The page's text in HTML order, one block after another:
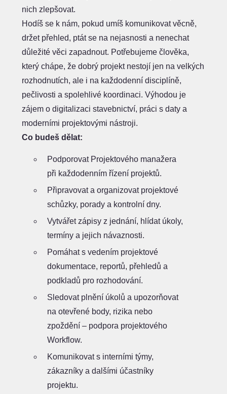
nich zlepšovat.
Hodíš se k nám, pokud umíš komunikovat věcně,
držet přehled, ptát se na nejasnosti a nenechat
důležité věci zapadnout. Potřebujeme člověka,
který chápe, že dobrý projekt nestojí jen na velkých
rozhodnutích, ale i na každodenní disciplíně,
pečlivosti a spolehlivé koordinaci. Výhodou je
zájem o digitalizaci stavebnictví, práci s daty a
moderními projektovými nástroji.
Co budeš dělat:
Podporovat Projektového manažera
při každodenním řízení projektů.
Připravovat a organizovat projektové
schůzky, porady a kontrolní dny.
Vytvářet zápisy z jednání, hlídat úkoly,
termíny a jejich návaznosti.
Pomáhat s vedením projektové
dokumentace, reportů, přehledů a
podkladů pro rozhodování.
Sledovat plnění úkolů a upozorňovat
na otevřené body, rizika nebo
zpoždění – podpora projektového
Workflow.
Komunikovat s interními týmy,
zákazníky a dalšími účastníky
projektu.